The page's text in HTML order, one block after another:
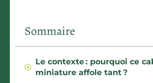
Sommaire
Le contexte : pourquoi ce
miniature affole tant ?